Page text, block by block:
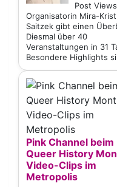
Post
Organisatorin Mira-
Saitzek gibt einen
Diesmal über 40
Veranstaltungen in 31
Besondere Highlights
Pink Channel beim
Queer History
Video-Clips im
Metropolis